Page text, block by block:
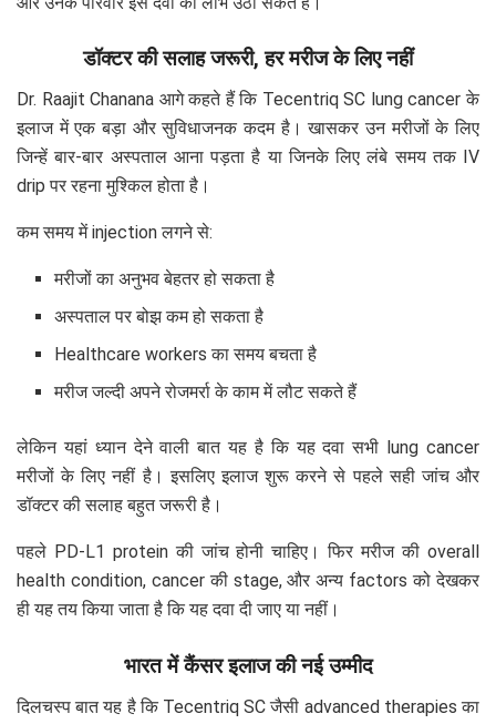
डॉक्टर की सलाह जरूरी, हर मरीज के लिए नहीं
Dr. Raajit Chanana आगे कहते हैं कि Tecentriq SC lung cancer के
इलाज में एक बड़ा और सुविधाजनक कदम है। खासकर उन मरीजों के लिए
जिन्हें बार-बार अस्पताल आना पड़ता है या जिनके लिए लंबे समय तक IV
drip पर रहना मुश्किल होता है।
कम समय में injection लगने से:
मरीजों का अनुभव बेहतर हो सकता है
अस्पताल पर बोझ कम हो सकता है
Healthcare workers का समय बचता है
मरीज जल्दी अपने रोजमर्रा के काम में लौट सकते हैं
लेकिन यहां ध्यान देने वाली बात यह है कि यह दवा सभी lung cancer
मरीजों के लिए नहीं है। इसलिए इलाज शुरू करने से पहले सही जांच और
डॉक्टर की सलाह बहुत जरूरी है।
पहले PD-L1 protein की जांच होनी चाहिए। फिर मरीज की overall
health condition, cancer की stage, और अन्य factors को देखकर
ही यह तय किया जाता है कि यह दवा दी जाए या नहीं।
भारत में कैंसर इलाज की नई उम्मीद
दिलचस्प बात यह है कि Tecentriq SC जैसी advanced therapies का